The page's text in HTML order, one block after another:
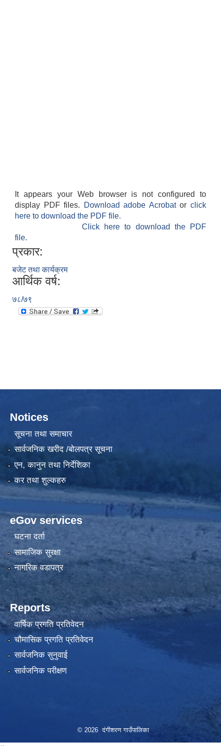
It appears your Web browser is not configured to
display PDF files.
Download adobe Acrobatorclick
here to download the PDF file.
Click here to download the PDF
file.
प्रकार:
बजेट तथा कार्यक्रम
आर्थिक वर्ष:
७८/७९
Notices
सूचना तथा समाचार
सार्वजनिक खरीद /बोलपत्र सूचना
एन, कानुन तथा निर्देशिका
कर तथा शुल्कहरु
eGov services
घटना दर्ता
सामाजिक सुरक्षा
नागरिक वडापत्र
Reports
वार्षिक प्रगति प्रतिवेदन
चौमासिक प्रगति प्रतिवेदन
सार्वजनिक सुनुवाई
सार्वजनिक परीक्षण
© 2026 दंगीशरण गाउँपालिका